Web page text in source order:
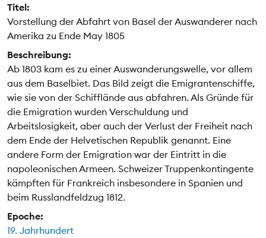
Titel:
Vorstellung der Abfahrt von Basel der Auswanderer nach
Amerika zu Ende May 1805
Beschreibung:
Ab 1803 kam es zu einer Auswanderungswelle, vor allem
aus dem Baselbiet. Das Bild zeigt die Emigrantenschiffe,
wie sie von der Schifflände aus abfahren. Als Gründe für
die Emigration wurden Verschuldung und
Arbeitslosigkeit, aber auch der Verlust der Freiheit nach
dem Ende der Helvetischen Republik genannt. Eine
andere Form der Emigration war der Eintritt in die
napoleonischen Armeen. Schweizer Truppenkontingente
kämpften für Frankreich insbesondere in Spanien und
beim Russlandfeldzug 1812.
Epoche:
19. Jahrhundert